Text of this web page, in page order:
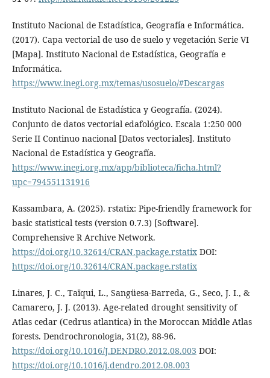
Instituto Nacional de Estadística, Geografía e Informática.
(2017). Capa vectorial de uso de suelo y vegetación Serie VI
[Mapa]. Instituto Nacional de Estadística, Geografía e
Informática.
https://www.inegi.org.mx/temas/usosuelo/#Descargas
Instituto Nacional de Estadística y Geografía. (2024).
Conjunto de datos vectorial edafológico. Escala 1:250 000
Serie II Continuo nacional [Datos vectoriales]. Instituto
Nacional de Estadística y Geografía.
https://www.inegi.org.mx/app/biblioteca/ficha.html?
upc=794551131916
Kassambara, A. (2025). rstatix: Pipe-friendly framework for
basic statistical tests (version 0.7.3) [Software].
Comprehensive R Archive Network.
https://doi.org/10.32614/CRAN.package.rstatixDOI:
https://doi.org/10.32614/CRAN.package.rstatix
Linares, J. C., Taïqui, L., Sangüesa-Barreda, G., Seco, J. I., &
Camarero, J. J. (2013). Age-related drought sensitivity of
Atlas cedar (Cedrus atlantica) in the Moroccan Middle Atlas
forests. Dendrochronologia, 31(2), 88-96.
https://doi.org/10.1016/J.DENDRO.2012.08.003 DOI:
https://doi.org/10.1016/j.dendro.2012.08.003